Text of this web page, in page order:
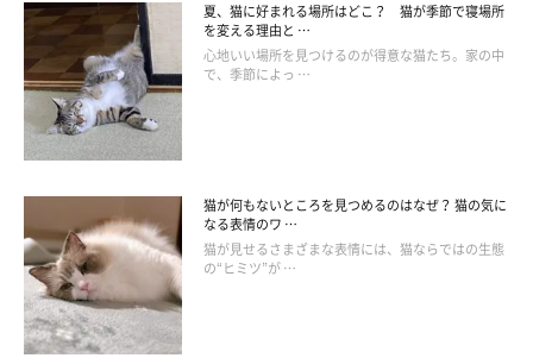
愛猫のビビり方があまりにも激しい場合は？
夏、猫に好まれる場所はどこ？ 猫が季節で寝場所
を変える理由と …
心地いい場所を見つけるのが得意な猫たち。家の中
で、季節によっ …
猫が何もないところを見つめるのはなぜ？ 猫の気に
なる表情のワ …
猫が見せるさまざまな表情には、猫ならではの生態
の“ヒミツ”が …